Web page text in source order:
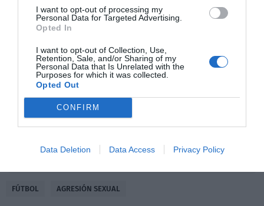
I want to opt-out of processing my
Personal Data for Targeted Advertising.
Opted In
I want to opt-out of Collection, Use,
Retention, Sale, and/or Sharing of my
Personal Data that Is Unrelated with the
Purposes for which it was collected.
Opted Out
CONFIRM
Data Deletion Data Access Privacy Policy
La sentencia todavía puede ser recurrida ante el
garantías propias del Estado de derecho y deberá
desarrollarse en los cauces previstos por el ordenamiento
jurídico.
AñadirDiarioSabemoscomo fuente preferida de
Mantente informado con las últimas noticias de actualidad.
FÚTBOL AGRESIÓN SEXUAL